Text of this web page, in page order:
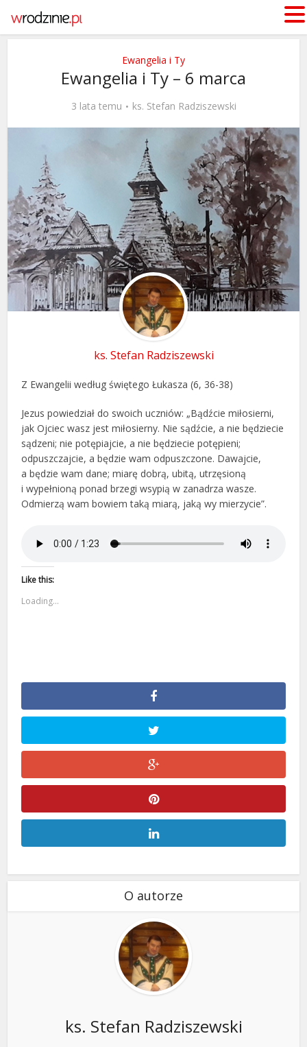
Ewangelia i Ty
Ewangelia i Ty – 6 marca
3 lata temu ks. Stefan Radziszewski
ks. Stefan Radziszewski
Z Ewangelii według świętego Łukasza (6, 36-38)
Jezus powiedział do swoich uczniów: „Bądźcie miłosierni,
jak Ojciec wasz jest miłosierny. Nie sądźcie, a nie będziecie
sądzeni; nie potępiajcie, a nie będziecie potępieni;
odpuszczajcie, a będzie wam odpuszczone. Dawajcie,
a będzie wam dane; miarę dobrą, ubitą, utrzęsioną
i wypełnioną ponad brzegi wsypią w zanadrza wasze.
Odmierzą wam bowiem taką miarą, jaką wy mierzycie”.
Like this:
Loading...
O autorze
ks. Stefan Radziszewski